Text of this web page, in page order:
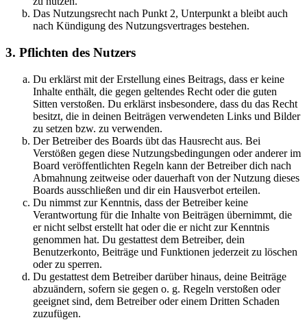
Das Nutzungsrecht nach Punkt 2, Unterpunkt a bleibt auch
nach Kündigung des Nutzungsvertrages bestehen.
3. Pflichten des Nutzers
Du erklärst mit der Erstellung eines Beitrags, dass er keine
Inhalte enthält, die gegen geltendes Recht oder die guten
Sitten verstoßen. Du erklärst insbesondere, dass du das Recht
besitzt, die in deinen Beiträgen verwendeten Links und Bilder
zu setzen bzw. zu verwenden.
Der Betreiber des Boards übt das Hausrecht aus. Bei
Verstößen gegen diese Nutzungsbedingungen oder anderer im
Board veröffentlichten Regeln kann der Betreiber dich nach
Abmahnung zeitweise oder dauerhaft von der Nutzung dieses
Boards ausschließen und dir ein Hausverbot erteilen.
Du nimmst zur Kenntnis, dass der Betreiber keine
Verantwortung für die Inhalte von Beiträgen übernimmt, die
er nicht selbst erstellt hat oder die er nicht zur Kenntnis
genommen hat. Du gestattest dem Betreiber, dein
Benutzerkonto, Beiträge und Funktionen jederzeit zu löschen
oder zu sperren.
Du gestattest dem Betreiber darüber hinaus, deine Beiträge
abzuändern, sofern sie gegen o. g. Regeln verstoßen oder
geeignet sind, dem Betreiber oder einem Dritten Schaden
zuzufügen.